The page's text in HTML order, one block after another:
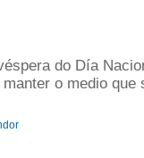
do Día
o medio que